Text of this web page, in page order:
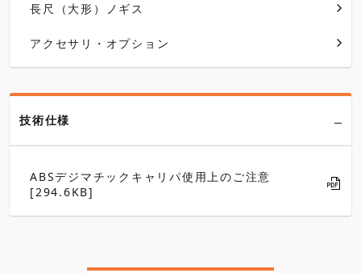
長尺（大形）ノギス
アクセサリ・オプション
技術仕様
ABSデジマチックキャリパ使用上のご注意
[294.6KB]